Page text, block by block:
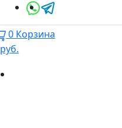
0 Корзина
руб.